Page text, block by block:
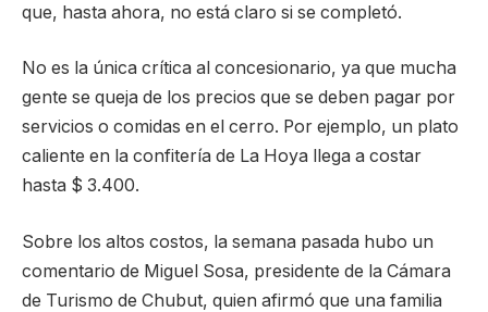
que, hasta ahora, no está claro si se completó.
No es la única crítica al concesionario, ya que mucha
gente se queja de los precios que se deben pagar por
servicios o comidas en el cerro. Por ejemplo, un plato
caliente en la confitería de La Hoya llega a costar
hasta $ 3.400.
Sobre los altos costos, la semana pasada hubo un
comentario de Miguel Sosa, presidente de la Cámara
de Turismo de Chubut, quien afirmó que una familia